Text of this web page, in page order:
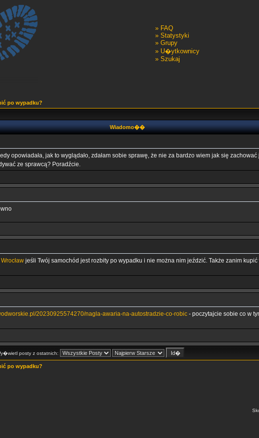
» FAQ
» Statystyki
» Grupy
» U�ytkownicy
» Szukaj
po wypadku?
Wiadomo��
opowiadała, jak to wyglądało, zdałam sobie sprawę, że nie za bardzo wiem jak się
ze sprawcą? Poradźcie.
jeśli Twój samochód jest rozbity po wypadku i nie można nim jeździć. Także zanim
20230925574270/nagla-awaria-na-autostradzie-co-robic - poczytajcie sobie co w
posty z ostatnich:
po wypadku?